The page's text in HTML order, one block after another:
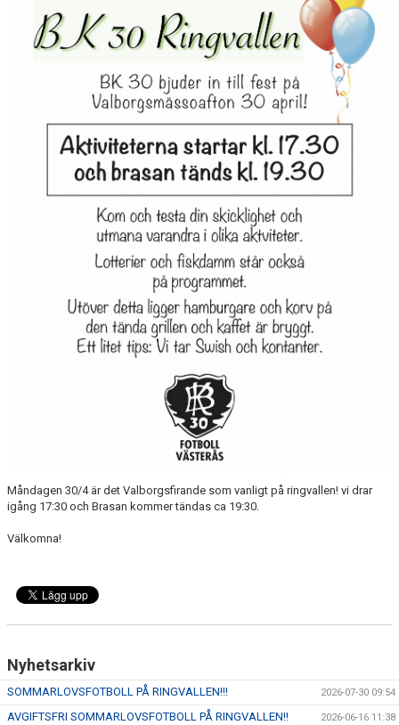
WIMANS MINNESFOND
Måndagen 30/4 är det Valborgsfirande som vanligt på ringvallen! vi drar
igång 17:30 och Brasan kommer tändas ca 19:30.
Välkomna!
Nyhetsarkiv
SOMMARLOVSFOTBOLL PÅ RINGVALLEN!!! 2026-07-30 09:54
AVGIFTSFRI SOMMARLOVSFOTBOLL PÅ RINGVALLEN!! 2026-06-16 11:38